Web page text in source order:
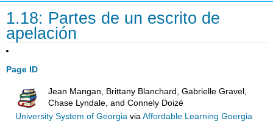
1.18: Partes de un escrito de
apelación
Page ID
Jean Mangan, Brittany Blanchard, Gabrielle Gravel,
Chase Lyndale, and Connely Doizé
University System of Georgiavia Affordable Learning Goergia